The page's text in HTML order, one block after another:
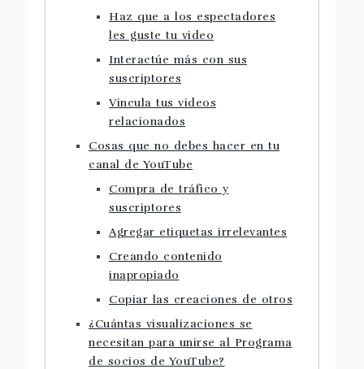
Haz que a los espectadores
les guste tu video
Interactúe más con sus
suscriptores
Vincula tus videos
relacionados
Cosas que no debes hacer en tu
canal de YouTube
Compra de tráfico y
suscriptores
Agregar etiquetas irrelevantes
Creando contenido
inapropiado
Copiar las creaciones de otros
¿Cuántas visualizaciones se
necesitan para unirse al Programa
de socios de YouTube?